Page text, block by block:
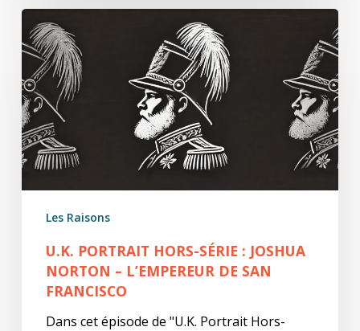
U.K.
Portrait
Hors-
Série
:
Joshua
Norton
–
Francisco
Les Raisons
U.K. PORTRAIT HORS-SÉRIE : JOSHUA
NORTON – L’EMPEREUR DE SAN
FRANCISCO
Dans cet épisode de "U.K. Portrait Hors-